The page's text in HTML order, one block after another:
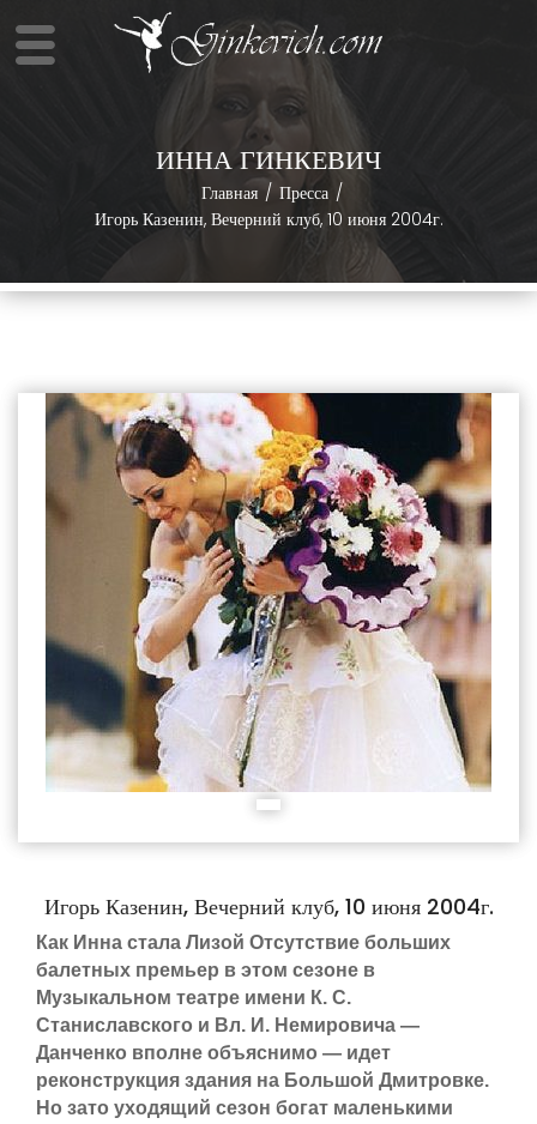
ИННА ГИНКЕВИЧ
Главная
Пресса
Игорь Казенин, Вечерний клуб, 10 июня 2004г.
Игорь Казенин, Вечерний клуб, 10 июня 2004г.
Как Инна стала Лизой Отсутствие больших
балетных премьер в этом сезоне в
Музыкальном театре имени К. С.
Станиславского и Вл. И. Немировича —
Данченко вполне объяснимо — идет
реконструкция здания на Большой Дмитровке.
Но зато уходящий сезон богат маленькими